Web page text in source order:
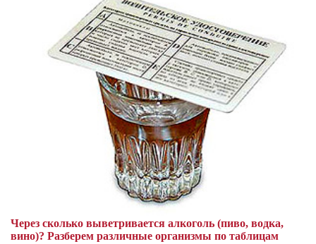
Через сколько выветривается алкоголь (пиво, водка,
вино)? Разберем различные организмы по таблицам